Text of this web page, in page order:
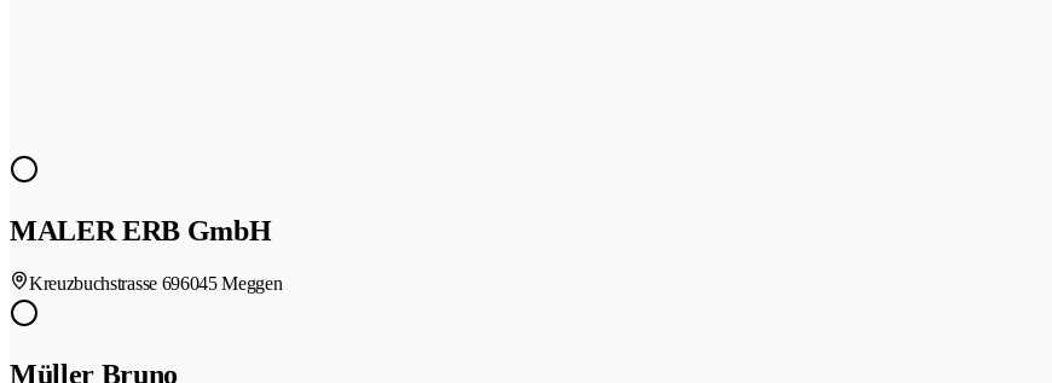
MALER ERB GmbH
Kreuzbuchstrasse 696045 Meggen
Müller Bruno